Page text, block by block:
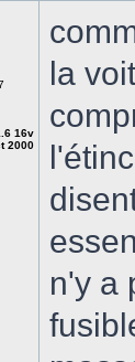
16v
2000
la
n'y a